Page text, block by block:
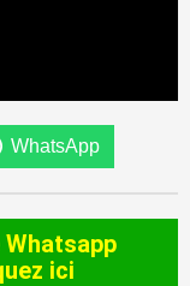
WhatsApp
Whatsapp
ici